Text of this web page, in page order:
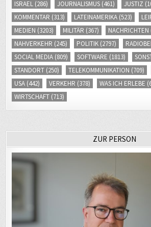
KOMMENTAR
(313) LATEINAMERIKA (523)
MEDIEN(3203) MILITÄR(367) NACHRICHTEN
NAHVERKEHR(245) POLITIK (2797)
SOCIAL MEDIA (809) SOFTWARE(1813)
STANDORT(250) TELEKOMMUNIKATION (709)
USA(442) VERKEHR(378) WAS ICH ERLEBE
WIRTSCHAFT(713)